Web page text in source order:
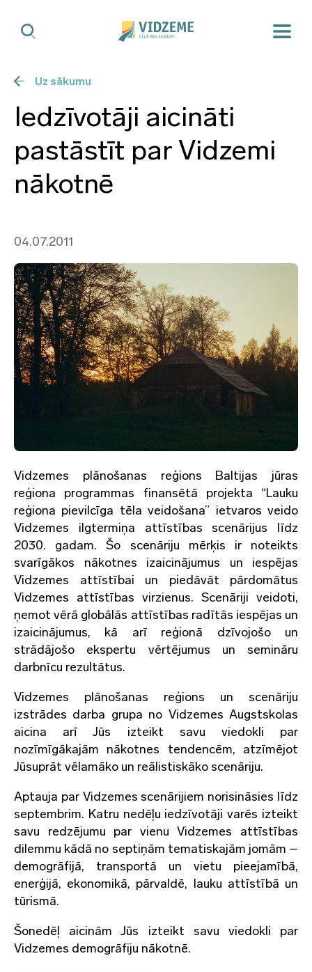
Uz sākumu
Iedzīvotāji aicināti
pastāstīt par Vidzemi
nākotnē
04.07.2011
Vidzemes plānošanas reģions Baltijas jūras
reģiona programmas finansētā projekta “Lauku
reģiona pievilcīga tēla veidošana” ietvaros veido
Vidzemes ilgtermiņa attīstības scenārijus līdz
2030. gadam. Šo scenāriju mērķis ir noteikts
svarīgākos nākotnes izaicinājumus un iespējas
Vidzemes attīstībai un piedāvāt pārdomātus
Vidzemes attīstības virzienus. Scenāriji veidoti,
ņemot vērā globālās attīstības radītās iespējas un
izaicinājumus, kā arī reģionā dzīvojošo un
strādājošo ekspertu vērtējumus un semināru
darbnīcu rezultātus.
Vidzemes plānošanas reģions un scenāriju
izstrādes darba grupa no Vidzemes Augstskolas
aicina arī Jūs izteikt savu viedokli par
nozīmīgākajām nākotnes tendencēm, atzīmējot
Jūsuprāt vēlamāko un reālistiskāko scenāriju.
Aptauja par Vidzemes scenārijiem norisināsies līdz
septembrim. Katru nedēļu iedzīvotāji varēs izteikt
savu redzējumu par vienu Vidzemes attīstības
dilemmu kādā no septiņām tematiskajām jomām –
demogrāfijā, transportā un vietu pieejamībā,
enerģijā, ekonomikā, pārvaldē, lauku attīstībā un
tūrismā.
Šonedēļ aicinām Jūs izteikt savu viedokli par
Vidzemes demogrāfiju nākotnē.